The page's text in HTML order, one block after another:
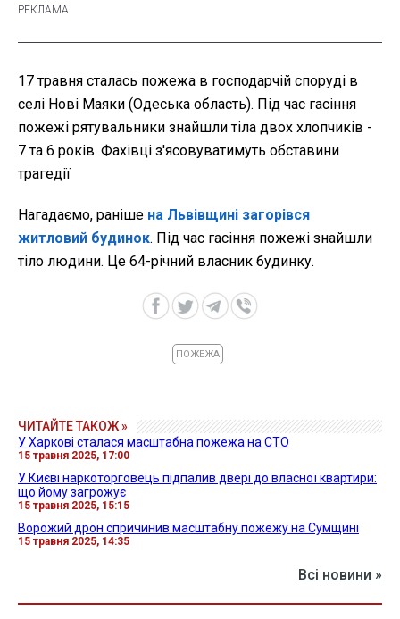
17 травня сталась пожежа в господарчій споруді в
селі Нові Маяки (Одеська область). Під час гасіння
пожежі рятувальники знайшли тіла двох хлопчиків -
7 та 6 років. Фахівці з'ясовуватимуть обставини
трагедії
Нагадаємо, раніше на Львівщині загорівся
житловий будинок. Під час гасіння пожежі знайшли
тіло людини. Це 64-річний власник будинку.
ПОЖЕЖА
ЧИТАЙТЕ ТАКОЖ »
У Харкові сталася масштабна пожежа на СТО
15 травня 2025, 17:00
У Києві наркоторговець підпалив двері до власної квартири:
що йому загрожує
15 травня 2025, 15:15
Ворожий дрон спричинив масштабну пожежу на Сумщині
15 травня 2025, 14:35
Всі новини »